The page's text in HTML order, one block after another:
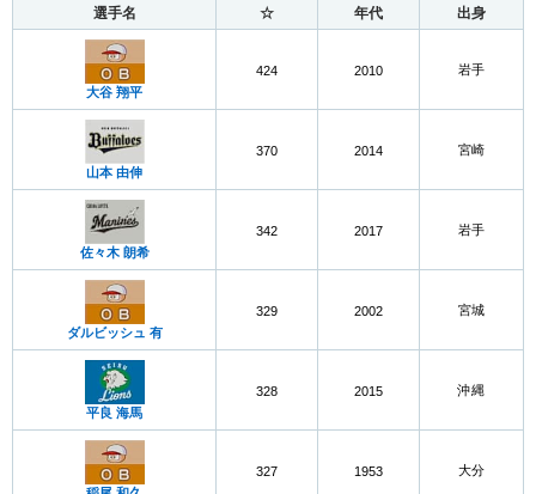
選手名 ☆ 年代 出身
大谷 翔平
424 2010 岩手
山本 由伸
370 2014 宮崎
佐々木 朗希
342 2017 岩手
ダルビッシュ 有
329 2002 宮城
平良 海馬
328 2015 沖縄
327 1953 大分